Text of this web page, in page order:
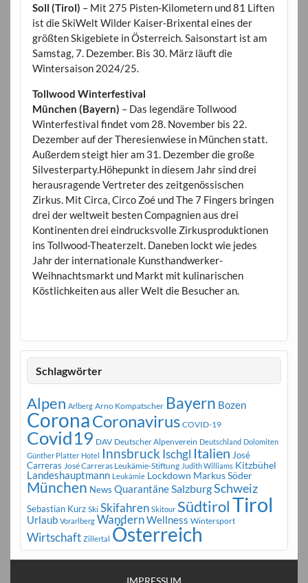
Soll (Tirol) – Mit 275 Pisten-Kilometern und 81 Liften
ist die SkiWelt Wilder Kaiser-Brixental eines der
größten Skigebiete in Österreich. Saisonstart ist am
Samstag, 7. Dezember. Bis 30. März läuft die
Wintersaison 2024/25.
Tollwood Winterfestival
München (Bayern) – Das legendäre Tollwood
Winterfestival findet vom 28. November bis 22.
Dezember auf der Theresienwiese in München statt.
Außerdem steigt hier am 31. Dezember die große
Silvesterparty.Höhepunkt in diesem Jahr sind drei
herausragende Vertreter des zeitgenössischen
Zirkus. Mit Circa, Circo Zoé und The 7 Fingers bringen
drei der weltweit besten Compagnien aus drei
Kontinenten drei eindrucksvolle Zirkusproduktionen
ins Tollwood-Theaterzelt. Daneben lockt wie jedes
Jahr der internationale Kunsthandwerker-
Weihnachtsmarkt und Markt mit kulinarischen
Köstlichkeiten aus aller Welt die Besucher an.
Schlagwörter
Alpen Arlberg Arno Kompatscher Bayern Bozen
CoronaCoronavirus COVID-19
Covid19 DAV Deutscher Alpenverein Deutschland Dolomiten
Günther Platter Hotel Innsbruck Ischgl Italien José
Carreras José Carreras Leukämie-Stiftung Judith Williams Kitzbühel
Landeshauptmann Leukämie Lockdown Markus Söder
München News Quarantäne SalzburgSchweiz
Sebastian Kurz Ski Skifahren Skitour SüdtirolTirol
Urlaub Vorarlberg WandernWellness Wintersport
Wirtschaft Zillertal Österreich
IMPRESSUM